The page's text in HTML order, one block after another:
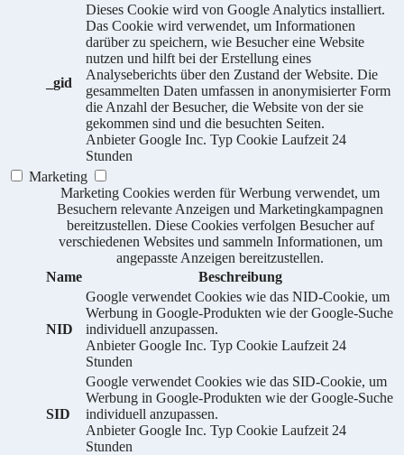
_gid
Dieses Cookie wird von Google Analytics installiert.
Das Cookie wird verwendet, um Informationen
darüber zu speichern, wie Besucher eine Website
nutzen und hilft bei der Erstellung eines
Analyseberichts über den Zustand der Website. Die
gesammelten Daten umfassen in anonymisierter Form
die Anzahl der Besucher, die Website von der sie
gekommen sind und die besuchten Seiten.
Anbieter Google Inc. Typ Cookie Laufzeit 24
Stunden
Marketing
Marketing Cookies werden für Werbung verwendet, um
Besuchern relevante Anzeigen und Marketingkampagnen
bereitzustellen. Diese Cookies verfolgen Besucher auf
verschiedenen Websites und sammeln Informationen, um
angepasste Anzeigen bereitzustellen.
Name
Beschreibung
NID
Google verwendet Cookies wie das NID-Cookie, um
Werbung in Google-Produkten wie der Google-Suche
individuell anzupassen.
Anbieter Google Inc. Typ Cookie Laufzeit 24
Stunden
SID
Google verwendet Cookies wie das SID-Cookie, um
Werbung in Google-Produkten wie der Google-Suche
individuell anzupassen.
Anbieter Google Inc. Typ Cookie Laufzeit 24
Stunden